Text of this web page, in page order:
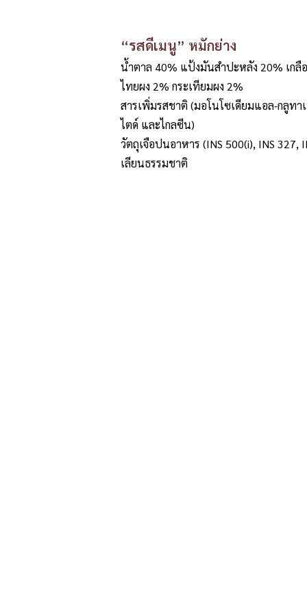
“รสดีเมนู” หมักย่าง
น้ำตาล 40% แป้งมันสำปะหลัง 20% เกลื
ไทยผง 2% กระเทียมผง 2%
สารเพิ่มรสชาติ (มอโนโซเดียมแอล-กลูทา
ไตด์ และไกลซีน)
วัตถุเจือปนอาหาร (INS 500(i), INS 327,
เลียนธรรมชาติ